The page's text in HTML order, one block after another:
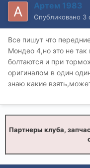
Артем 1983
Опубликовано 3
Все пишут что
Мондео 4,но это не так
болтаются и при
оригиналом в один
знаю какие
Партнеры клуба,